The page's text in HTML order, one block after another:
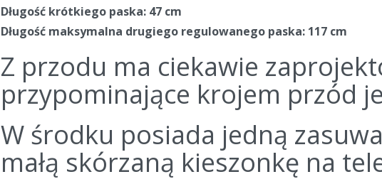
Długość krótkiego paska: 47 cm
Długość maksymalna drugiego regulowanego paska: 117 cm
Z przodu ma ciekawie
przypominające krojem przód
W środku posiada jedną
małą skórzaną kieszonkę na